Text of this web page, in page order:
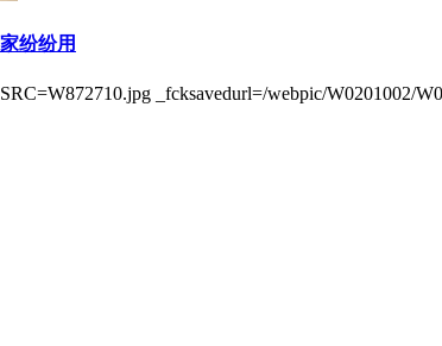
纷纷用
_fcksavedurl=/webpic/